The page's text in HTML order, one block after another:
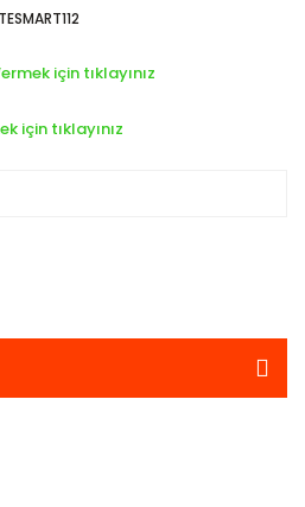
için tıklayınız
için tıklayınız